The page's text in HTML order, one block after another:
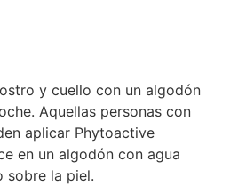
y cuello con un algodón
Aquellas personas con
aplicar Phytoactive
en un algodón con agua
sobre la piel.